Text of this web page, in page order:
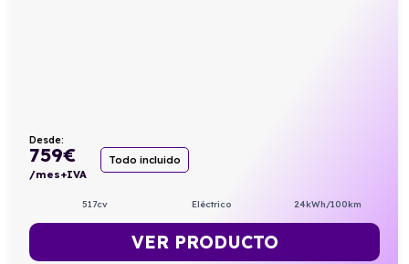
Desde:
759€
/mes+IVA
Todo incluido
517cv Eléctrico 24kWh/100km
VER PRODUCTO